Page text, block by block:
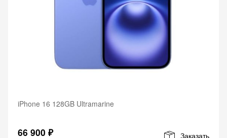
iPhone 16 128GB Ultramarine
66 900 ₽ Заказать